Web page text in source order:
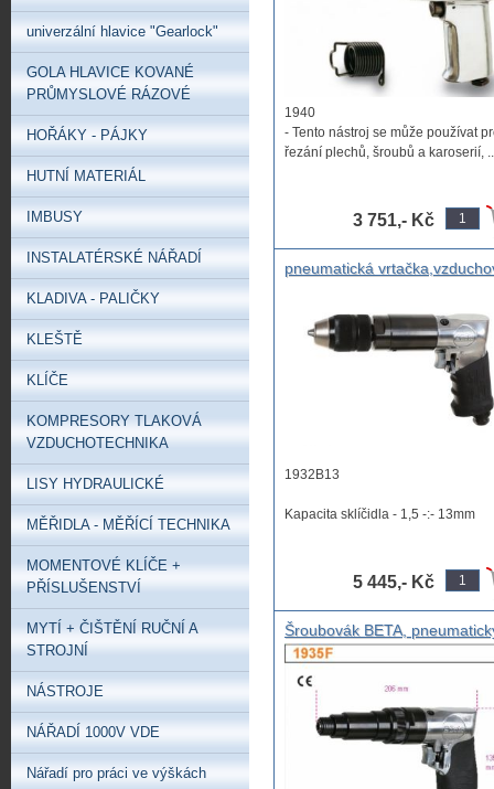
1940
- Tento nástroj se může používat
řezání plechů, šroubů a karoserií,
3 751,- Kč
pneumatická
oboustranná
1932B13
Kapacita sklíčidla - 1,5 -:- 13mm
5 445,- Kč
Šroubovák BETA,
reverzační, šroubovák
univerzální hlavice "Gearlock"
GOLA HLAVICE KOVANÉ
PRŮMYSLOVÉ RÁZOVÉ
HOŘÁKY - PÁJKY
HUTNÍ MATERIÁL
IMBUSY
INSTALATÉRSKÉ NÁŘADÍ
KLADIVA - PALIČKY
KLEŠTĚ
KLÍČE
KOMPRESORY TLAKOVÁ
VZDUCHOTECHNIKA
LISY HYDRAULICKÉ
MĚŘIDLA - MĚŘÍCÍ TECHNIKA
MOMENTOVÉ KLÍČE +
PŘÍSLUŠENSTVÍ
MYTÍ + ČIŠTĚNÍ RUČNÍ A
STROJNÍ
NÁSTROJE
NÁŘADÍ 1000V VDE
Nářadí pro práci ve výškách